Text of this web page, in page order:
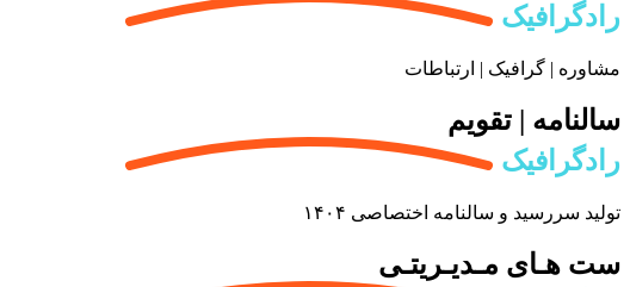
رادگرافیک
مشاوره | گرافیک | ارتباطات
سالنامه | تقویم
رادگرافیک
تولید سررسید و سالنامه اختصاصی ۱۴۰۴
ست هـای مـدیـریتـی